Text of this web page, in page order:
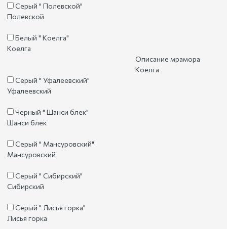
Серый " Полевской"
Полевской
Белый " Коелга"
Коелга
Описание мрамора
Коелга
Серый " Уфалеевский"
Уфалеевский
Черный " Шанси блек"
Шанси блек
Серый " Мансуровский"
Мансуровский
Серый " Сибирский"
Сибирский
Серый " Лисья горка"
Лисья горка